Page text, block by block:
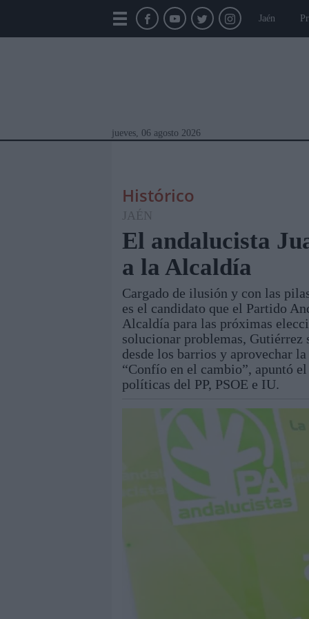
Jaén
jueves, 06 agosto 2026
Módulos Portada Jaén Provincia
Histórico
JAÉN
El andalucista
a la Alcaldía
Cargado de ilusión y con las
es el candidato que el Partido
Alcaldía para las próximas
solucionar problemas, Gutiérrez
desde los barrios y aprovechar
“Confío en el cambio”, apuntó
políticas del PP, PSOE e IU.